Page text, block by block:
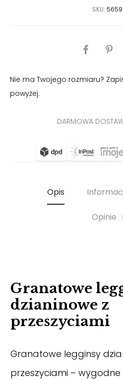
SKU: 5659
PODZIEL
Nie ma Twojego rozmiaru?
powyżej.
DARMOWA
Opis
Opinie
Granatowe
dzianinowe z
przeszyciami
Granatowe legginsy
przeszyciami –